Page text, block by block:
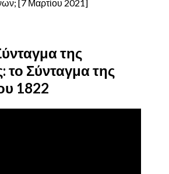
[7 Μαρτίου 2021]
της
το Σύνταγμα της
1822